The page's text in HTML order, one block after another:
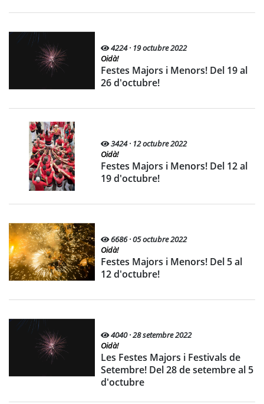
4224 · 19 octubre 2022
Oidà!
Festes Majors i Menors! Del 19 al
26 d'octubre!
3424 · 12 octubre 2022
Oidà!
Festes Majors i Menors! Del 12 al
19 d'octubre!
6686 · 05 octubre 2022
Oidà!
Festes Majors i Menors! Del 5 al
12 d'octubre!
4040 · 28 setembre 2022
Oidà!
Les Festes Majors i Festivals de
Setembre! Del 28 de setembre al 5
d'octubre